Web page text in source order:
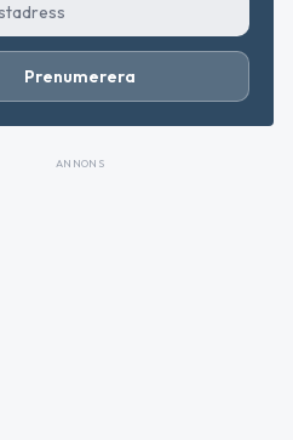
Prenumerera
ANNONS